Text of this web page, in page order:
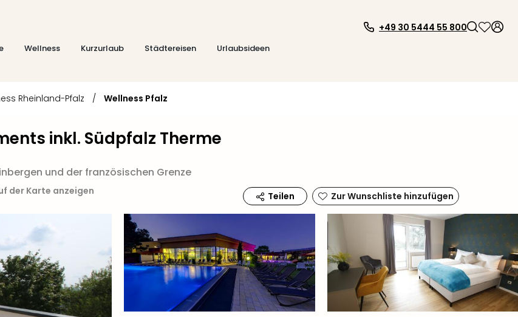
Wellness Kurzurlaub Städtereisen
Urlaubsideen
+49 30 5444 55 800
Rheinland-Pfalz / Wellness Pfalz
inkl. Südpfalz Therme
und der französischen Grenze
der Karte anzeigen Teilen Zur Wunschliste hinzufügen